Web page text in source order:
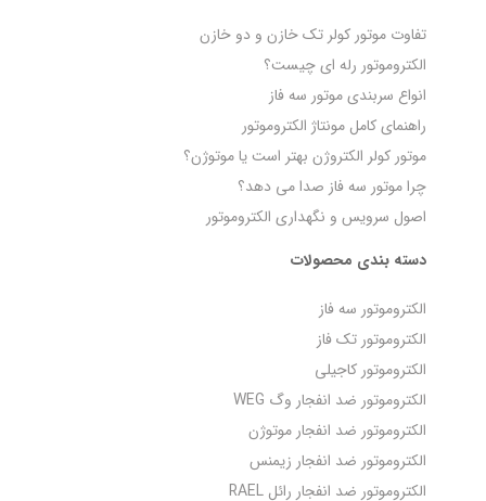
تفاوت موتور کولر تک خازن و دو خازن
الکتروموتور رله‌ ای چیست؟
انواع سربندی موتور سه فاز
راهنمای کامل مونتاژ الکتروموتور
موتور کولر الکتروژن بهتر است یا موتوژن؟
چرا موتور سه فاز صدا می‌ دهد؟
اصول سرویس و نگهداری الکتروموتور
دسته بندی محصولات
الکتروموتور سه فاز
الکتروموتور تک فاز
الکتروموتور کاجیلی
الکتروموتور ضد انفجار وگ WEG
الکتروموتور ضد انفجار موتوژن
الکتروموتور ضد انفجار زیمنس
الکتروموتور ضد انفجار رائل RAEL